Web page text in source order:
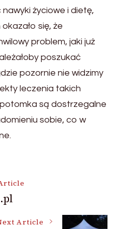
życiowe i dietę,
się, że
problem, jaki już
poszukać
pozornie nie widzimy
leczenia takich
są dostrzegalne
sobie, co w
Article